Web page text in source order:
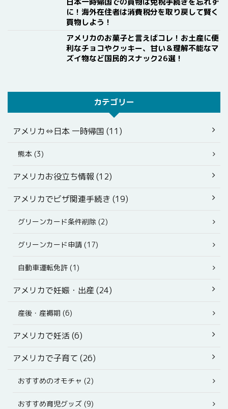
に！海外在住者は消費税分を取り戻して賢く
買物しよう！
アメリカのお菓子と言えばコレ！お土産に便
利なチョコやクッキー、甘い＆理解不能なマ
ズイ物など国民的スナック26選！
カテゴリー
アメリカ⇔日本 一時帰国 (11)
熊本 (3)
アメリカお役立ち情報 (12)
アメリカでビザ関連手続き (19)
グリーンカード条件削除 (2)
グリーンカード申請 (17)
自動車運転免許 (1)
アメリカで妊娠・出産 (24)
産後・産褥期 (6)
アメリカで妊活 (6)
アメリカで子育て (26)
おすすめのオモチャ (2)
おすすめ育児グッズ (9)